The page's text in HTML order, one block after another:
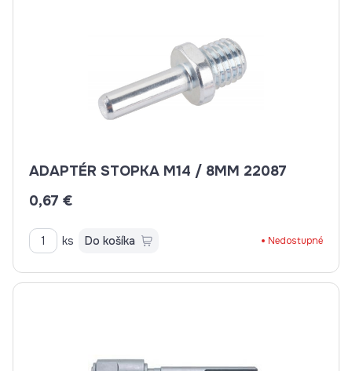
ADAPTÉR STOPKA M14 / 8MM 22087
0,67 €
ks Do košíka Nedostupné